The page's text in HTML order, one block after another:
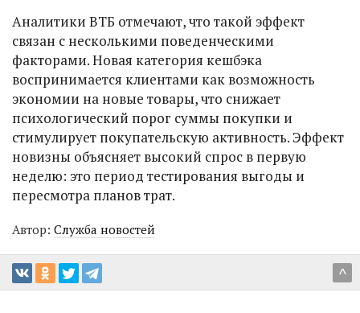
Аналитики ВТБ отмечают, что такой эффект
связан с несколькими поведенческими
факторами. Новая категория кешбэка
воспринимается клиентами как возможность
экономии на новые товары, что снижает
психологический порог суммы покупки и
стимулирует покупательскую активность. Эффект
новизны объясняет высокий спрос в первую
неделю: это период тестирования выгоды и
пересмотра планов трат.
Автор: Служба новостей
^